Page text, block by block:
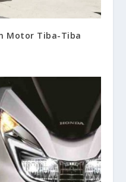
Motor Tiba-Tiba